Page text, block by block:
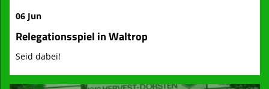
06 Jun
Relegationsspiel in Waltrop
Seid dabei!